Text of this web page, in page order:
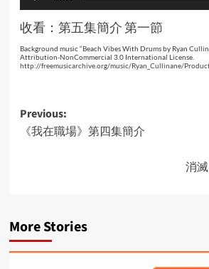
Player
收看： 第五集簡介第一節
Background music “Beach Vibes With Drums by Ryan
Attribution-NonCommercial 3.0 International License.
http://freemusicarchive.org/music/Ryan_Cullinane/
Post
navigation
Previous:
《我在職場》第四集簡介
消
More Stories